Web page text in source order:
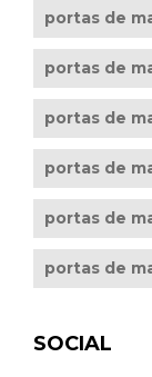
portas de
portas de
portas de
portas de
portas de
portas de
SOCIAL